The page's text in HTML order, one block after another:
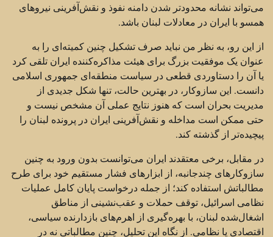
می‌تواند نشانه محدودتر شدن دامنه نفوذ و نقش‌آفرینی نیروهای
همسو با ایران در معادلات لبنان باشد.
از این رو، به نظر من نباید صرف تشکیل چنین کمیته‌ای را به
عنوان یک موفقیت بزرگ برای هیئت مذاکره‌کننده ایران تلقی کرد
یا آن را دستاوردی قطعی در سیاست منطقه‌ای جمهوری اسلامی
دانست. این سازوکار، در بهترین حالت، تنها شکل جدیدی از
مدیریت بحران است که هنوز نتایج عملی آن مشخص نیست و
حتی ممکن است مداخله و نقش‌آفرینی ایران در پرونده لبنان را
پیچیده‌تر از گذشته کند.
در مقابل، برخی معتقدند ایران می‌توانست بدون ورود به چنین
سازوکارهای چندجانبه، از ابزارهای فشار مستقیم خود برای طرح
مطالباتش استفاده کند؛ از جمله درخواست پایان کامل عملیات
نظامی اسرائیل، توقف حملات و عقب‌نشینی از مناطق
اشغال‌شده لبنان، با بهره‌گیری از اهرم‌های بازدارنده سیاسی،
اقتصادی یا نظامی. از نگاه این تحلیل، چنین مطالباتی نه در